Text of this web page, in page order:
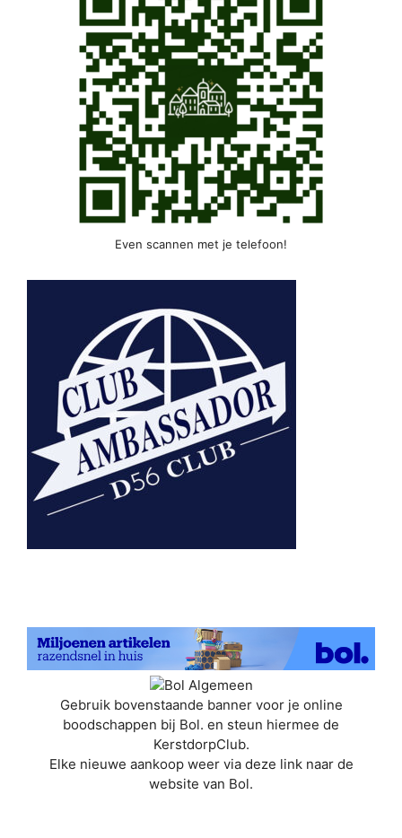
Even scannen met je telefoon!
Gebruik bovenstaande banner voor je online
boodschappen bij Bol. en steun hiermee de
KerstdorpClub.
Elke nieuwe aankoop weer via deze link naar de
website van Bol.